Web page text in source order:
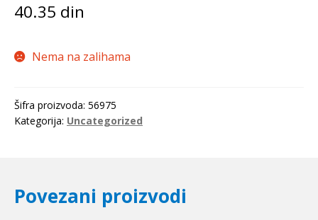
40.35 din
Nema na zalihama
Šifra proizvoda: 56975
Kategorija: Uncategorized
Povezani proizvodi